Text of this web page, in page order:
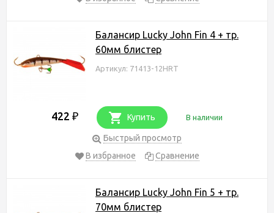
Балансир Lucky John Fin 4 + тр.
60мм блистер
Артикул: 71413-12HRT
422 ₽ Купить В наличии
Быстрый просмотр
В избранное
Сравнение
Балансир Lucky John Fin 5 + тр.
70мм блистер